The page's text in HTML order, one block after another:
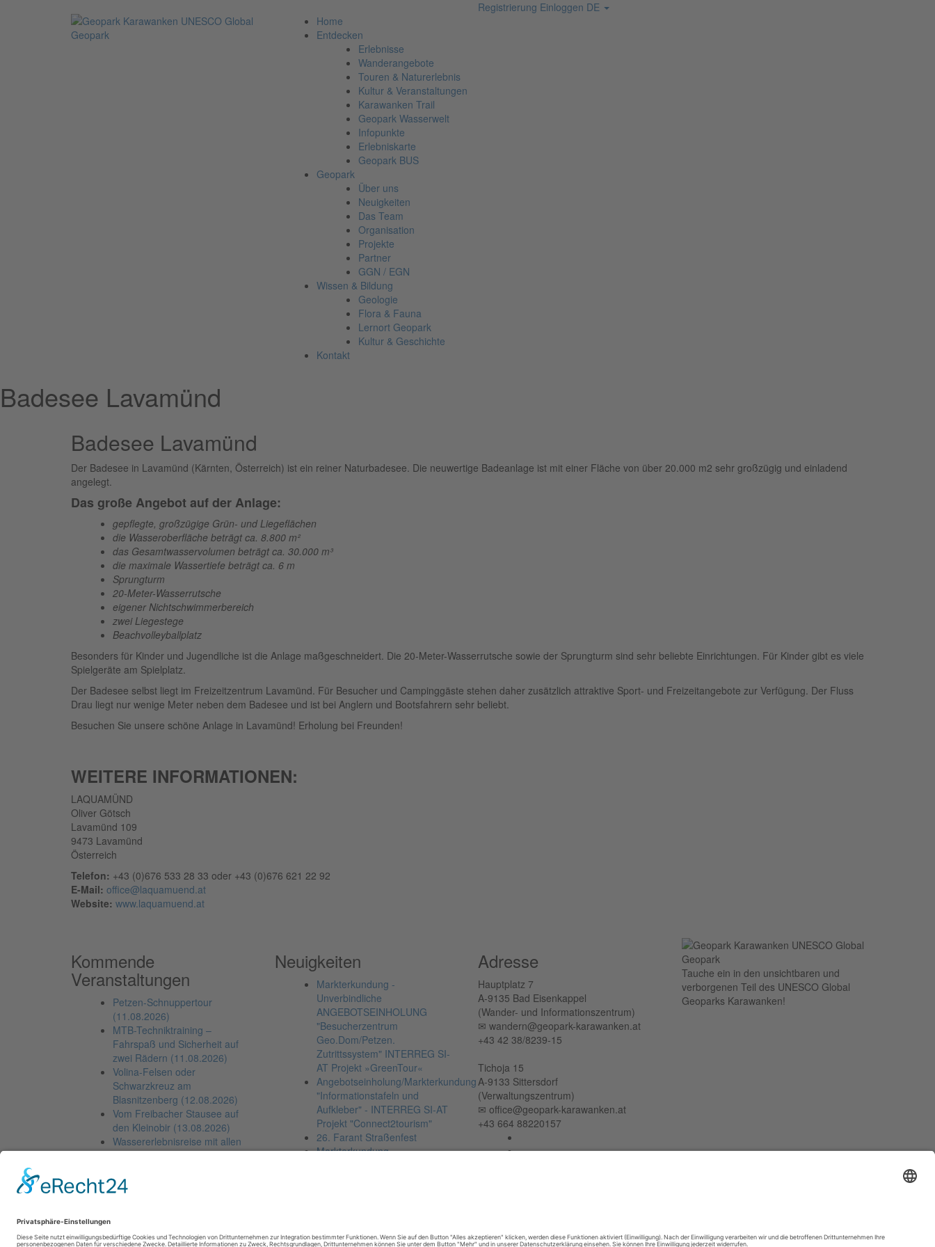
Registrierung Einloggen DE
Home
Entdecken
Erlebnisse
Wanderangebote
Touren & Naturerlebnis
Kultur & Veranstaltungen
Karawanken Trail
Geopark Wasserwelt
Infopunkte
Erlebniskarte
Geopark BUS
Geopark
Über uns
Neuigkeiten
Das Team
Organisation
Projekte
Partner
GGN / EGN
Wissen & Bildung
Geologie
Flora & Fauna
Lernort Geopark
Kultur & Geschichte
Kontakt
Badesee Lavamünd
Badesee Lavamünd
Der Badesee in Lavamünd (Kärnten, Österreich) ist ein reiner Naturbadesee. Die neuwertige Badeanlage ist mit einer Fläche von über 20.000 m2 sehr großzügig und einladend
angelegt.
Das große Angebot auf der Anlage:
gepflegte, großzügige Grün- und Liegeflächen
die Wasseroberfläche beträgt ca. 8.800 m²
das Gesamtwasservolumen beträgt ca. 30.000 m³
die maximale Wassertiefe beträgt ca. 6 m
Sprungturm
20-Meter-Wasserrutsche
eigener Nichtschwimmerbereich
zwei Liegestege
Beachvolleyballplatz
Besonders für Kinder und Jugendliche ist die Anlage maßgeschneidert. Die 20-Meter-Wasserrutsche sowie der Sprungturm sind sehr beliebte Einrichtungen. Für Kinder gibt es viele
Spielgeräte am Spielplatz.
Der Badesee selbst liegt im Freizeitzentrum Lavamünd. Für Besucher und Campinggäste stehen daher zusätzlich attraktive Sport- und Freizeitangebote zur Verfügung. Der Fluss
Drau liegt nur wenige Meter neben dem Badesee und ist bei Anglern und Bootsfahrern sehr beliebt.
Besuchen Sie unsere schöne Anlage in Lavamünd! Erholung bei Freunden!
WEITERE INFORMATIONEN:
LAQUAMÜND
Oliver Götsch
Lavamünd 109
9473 Lavamünd
Österreich
Telefon: +43 (0)676 533 28 33 oder +43 (0)676 621 22 92
E-Mail: office@laquamuend.at
Website: www.laquamuend.at
Kommende
Veranstaltungen
Petzen-Schnuppertour
(11.08.2026)
MTB-Techniktraining –
Fahrspaß und Sicherheit auf
zwei Rädern (11.08.2026)
Volina-Felsen oder
Schwarzkreuz am
Blasnitzenberg (12.08.2026)
Vom Freibacher Stausee auf
den Kleinobir (13.08.2026)
Wassererlebnisreise mit allen
Sinnen (13.08.2026)
Neuigkeiten
Markterkundung -
Unverbindliche
ANGEBOTSEINHOLUNG
"Besucherzentrum
Geo.Dom/Petzen.
Zutrittssystem" INTERREG SI-
AT Projekt »GreenTour«
Angebotseinholung/Markterkundung
"Informationstafeln und
Aufkleber" - INTERREG SI-AT
Projekt "Connect2tourism"
26. Farant Straßenfest
Markterkundung -
Hindernisse in EVTZ – Externer
Adresse
Hauptplatz 7
A-9135 Bad Eisenkappel
(Wander- und Informationszentrum)
✉︎ wandern@geopark-karawanken.at
+43 42 38/8239-15
Tichoja 15
A-9133 Sittersdorf
(Verwaltungszentrum)
✉︎ office@geopark-karawanken.at
+43 664 88220157
Tauche ein in den unsichtbaren und
verborgenen Teil des UNESCO Global
Geoparks Karawanken!